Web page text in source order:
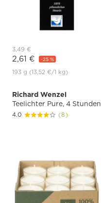
3,49 €
2,61 € -25 %
193 g (13,52 €/1 kg)
Richard Wenzel
Teelichter Pure, 4 Stunden
4.0 (8)